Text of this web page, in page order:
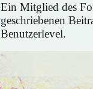
Ein Mitglied des
geschriebenen
Benutzerlevel.